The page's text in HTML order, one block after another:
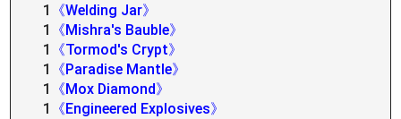
1
《Welding Jar》
1
《Mishra's Bauble》
1
《Tormod's Crypt》
1
《Paradise Mantle》
1
《Mox Diamond》
1
《Engineered Explosives》